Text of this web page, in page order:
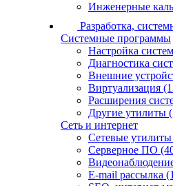
Инженерные
Разработка,
Системные программы
Настройка
Диагностика
Внешние
Виртуализация
Расширения
Другие утилиты
Сеть и интернет
Сетевые утилиты
Серверное ПО
E-mail рассылка